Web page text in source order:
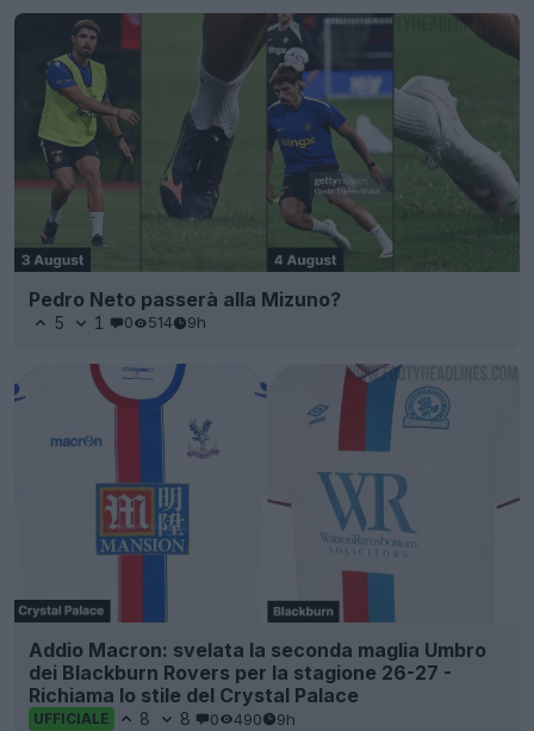
Pedro Neto passerà alla Mizuno?
5 1 0 514 9h
Addio Macron: svelata la seconda maglia Umbro
dei Blackburn Rovers per la stagione 26-27 -
Richiama lo stile del Crystal Palace
UFFICIALE 8 8 0 490 9h